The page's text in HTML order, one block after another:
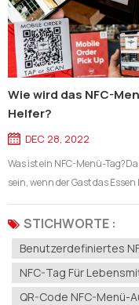
Wie wird das NFC-
Helfer?
DEC 28, 2022
Was ist ein NFC-Menü-
sein, wenn der Gast das
codiert den Link des Menüs,
das NFC-Tag tippen, dann
STICHWORTE :
Benutzerdefiniertes
NFC-Tag Für
QR-Code NFC-Menü-